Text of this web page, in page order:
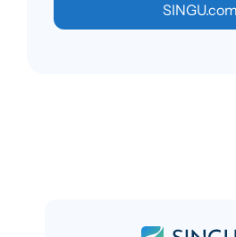
SINGU.com